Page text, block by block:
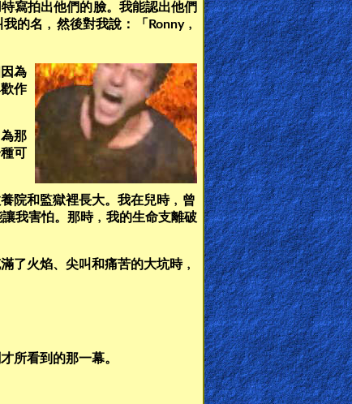
寫拍出他們的臉。我能認出他們
的名﹐然後對我說：「Ronny﹐
為
作
那
可
院和監獄裡長大。我在兒時﹐曾
我害怕。那時﹐我的生命支離破
了火焰、尖叫和痛苦的大坑時﹐
所看到的那一幕。